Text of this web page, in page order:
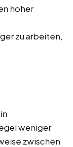
hoher
zu arbeiten,
weniger
zwischen